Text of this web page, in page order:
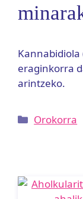
eraginkorra
arintzeko.
Kategoriak
Orokorra